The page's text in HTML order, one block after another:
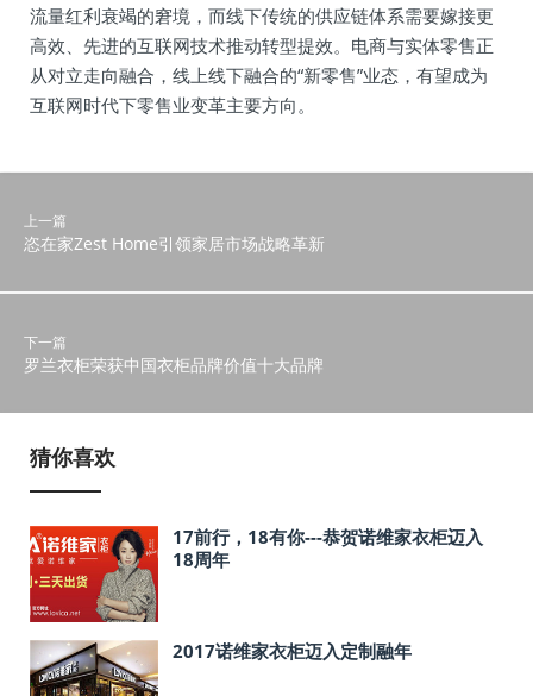
流量红利衰竭的窘境，而线下传统的供应链体系需要嫁接更
高效、先进的互联网技术推动转型提效。电商与实体零售正
从对立走向融合，线上线下融合的“新零售”业态，有望成为
互联网时代下零售业变革主要方向。
上一篇
恣在家Zest Home引领家居市场战略革新
下一篇
罗兰衣柜荣获中国衣柜品牌价值十大品牌
猜你喜欢
17前行，18有你---恭贺诺维家衣柜迈入
18周年
2017诺维家衣柜迈入定制融年